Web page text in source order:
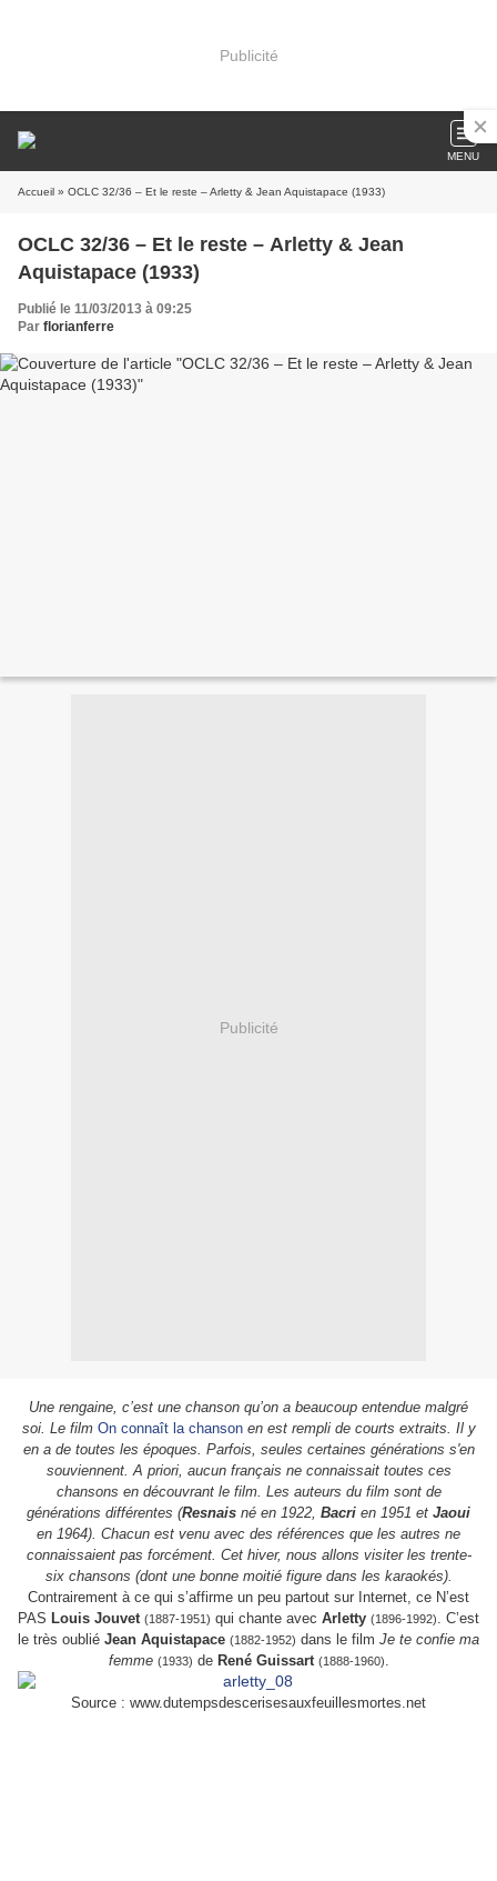
Publicité
MENU
Accueil » OCLC 32/36 – Et le reste – Arletty & Jean Aquistapace (1933)
OCLC 32/36 – Et le reste – Arletty & Jean
Aquistapace (1933)
Publié le 11/03/2013 à 09:25
Par florianferre
Publicité
Une rengaine, c’est une chanson qu’on a beaucoup entendue malgré
soi. Le film On connaît la chansonen est rempli de courts extraits. Il y
en a de toutes les époques. Parfois, seules certaines générations s'en
souviennent. A priori, aucun français ne connaissait toutes ces
chansons en découvrant le film. Les auteurs du film sont de
générations différentes (Resnais né en 1922, Bacri en 1951 et Jaoui
en 1964). Chacun est venu avec des références que les autres ne
connaissaient pas forcément. Cet hiver, nous allons visiter les trente-
six chansons (dont une bonne moitié figure dans les karaokés).
Contrairement à ce qui s’affirme un peu partout sur Internet, ce N’est
PAS Louis Jouvet (1887-1951) qui chante avec Arletty (1896-1992). C’est
le très oublié Jean Aquistapace (1882-1952) dans le film Je te confie ma
femme (1933) de René Guissart (1888-1960).
Source : www.dutempsdescerisesauxfeuillesmortes.net